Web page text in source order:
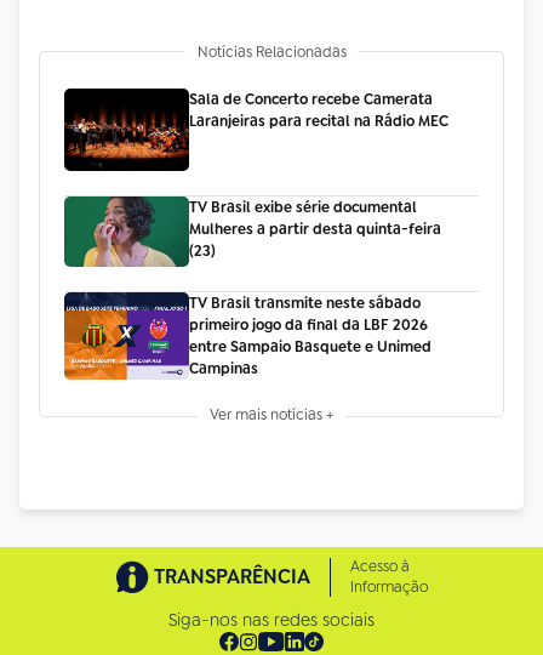
Notícias Relacionadas
Sala de Concerto recebe Camerata
Laranjeiras para recital na Rádio MEC
TV Brasil exibe série documental
Mulheres a partir desta quinta-feira
(23)
TV Brasil transmite neste sábado
primeiro jogo da final da LBF 2026
entre Sampaio Basquete e Unimed
Campinas
Ver mais notícias +
TRANSPARÊNCIA
Acesso à
Informação
Siga-nos nas redes sociais